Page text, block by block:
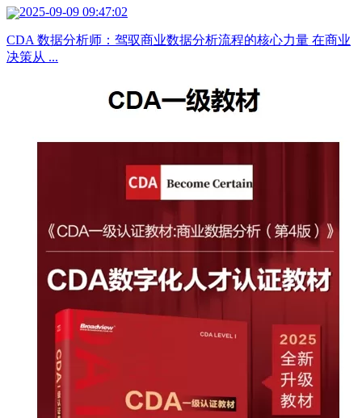
2025-09-09 09:47:02
CDA 数据分析师：驾驭商业数据分析流程的核心力量 在商业
决策从 ...